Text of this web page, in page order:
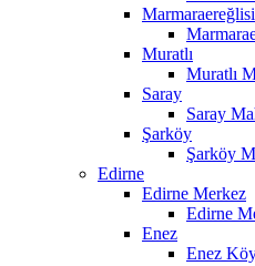
Marmaraereğlisi
Muratlı
Muratlı
Saray
Saray
Şarköy
Şarköy
Edirne
Edirne Merkez
Edirne
Enez
Enez